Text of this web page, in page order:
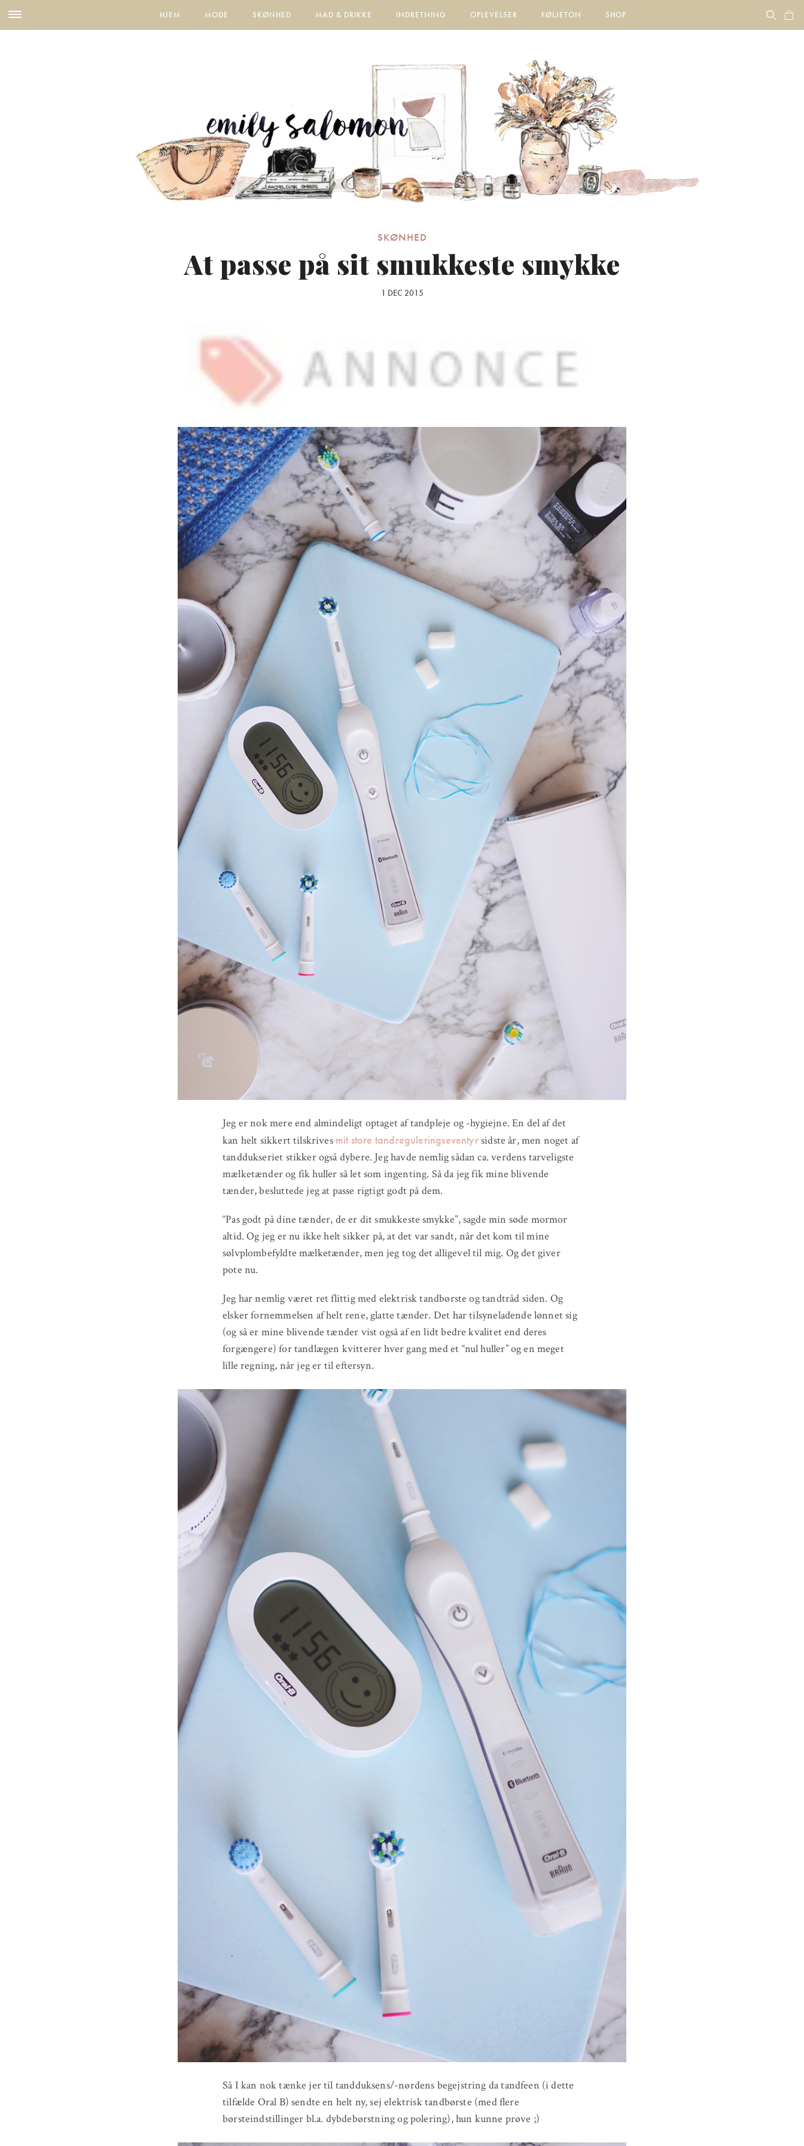
HJEM MODE SKØNHED MAD & DRIKKE INDRETNING OPLEVELSER FØLJETON SHOP
SKØNHED
At passe på sit smukkeste smykke
1 DEC 2015
Jeg er nok mere end almindeligt optaget af tandpleje og -hygiejne. En del af det
kan helt sikkert tilskrives mit store tandreguleringseventyrsidste år, men noget af
tanddukseriet stikker også dybere. Jeg havde nemlig sådan ca. verdens tarveligste
mælketænder og fik huller så let som ingenting. Så da jeg fik mine blivende
tænder, besluttede jeg at passe rigtigt godt på dem.
“Pas godt på dine tænder, de er dit smukkeste smykke”, sagde min søde mormor
altid. Og jeg er nu ikke helt sikker på, at det var sandt, når det kom til mine
sølvplombefyldte mælketænder, men jeg tog det alligevel til mig. Og det giver
pote nu.
Jeg har nemlig været ret flittig med elektrisk tandbørste og tandtråd siden. Og
elsker fornemmelsen af helt rene, glatte tænder. Det har tilsyneladende lønnet sig
(og så er mine blivende tænder vist også af en lidt bedre kvalitet end deres
forgængere) for tandlægen kvitterer hver gang med et “nul huller” og en meget
lille regning, når jeg er til eftersyn.
Så I kan nok tænke jer til tandduksens/-nørdens begejstring da tandfeen (i dette
tilfælde Oral B) sendte en helt ny, sej elektrisk tandbørste (med flere
børsteindstillinger bl.a. dybdebørstning og polering), hun kunne prøve ;)